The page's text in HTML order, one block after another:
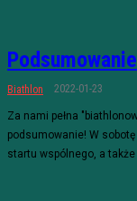
Biathlon 2022-01-23
Za nami pełna
podsumowanie! W
startu wspólnego, a także